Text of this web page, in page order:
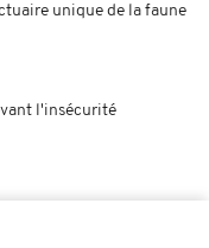
unique de la faune
l'insécurité